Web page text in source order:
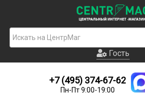
Гость
Новинки
Гость
+7 (495) 374-67-62
Пн-Пт 9:00-19:00